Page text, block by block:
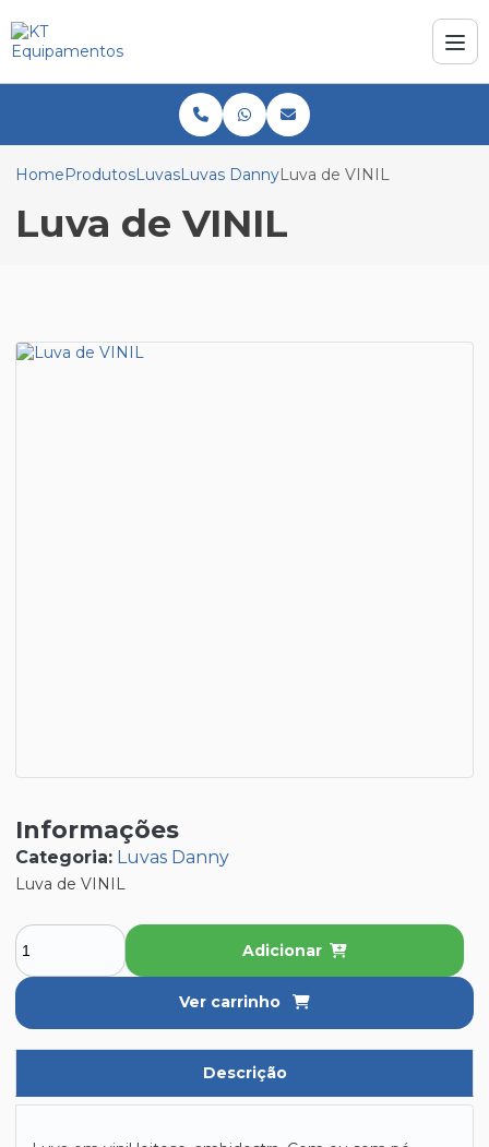
HomeProdutosLuvasLuvas DannyLuva de VINIL
Luva de VINIL
Informações
Categoria: Luvas Danny
Luva de VINIL
Adicionar
Ver carrinho
Descrição